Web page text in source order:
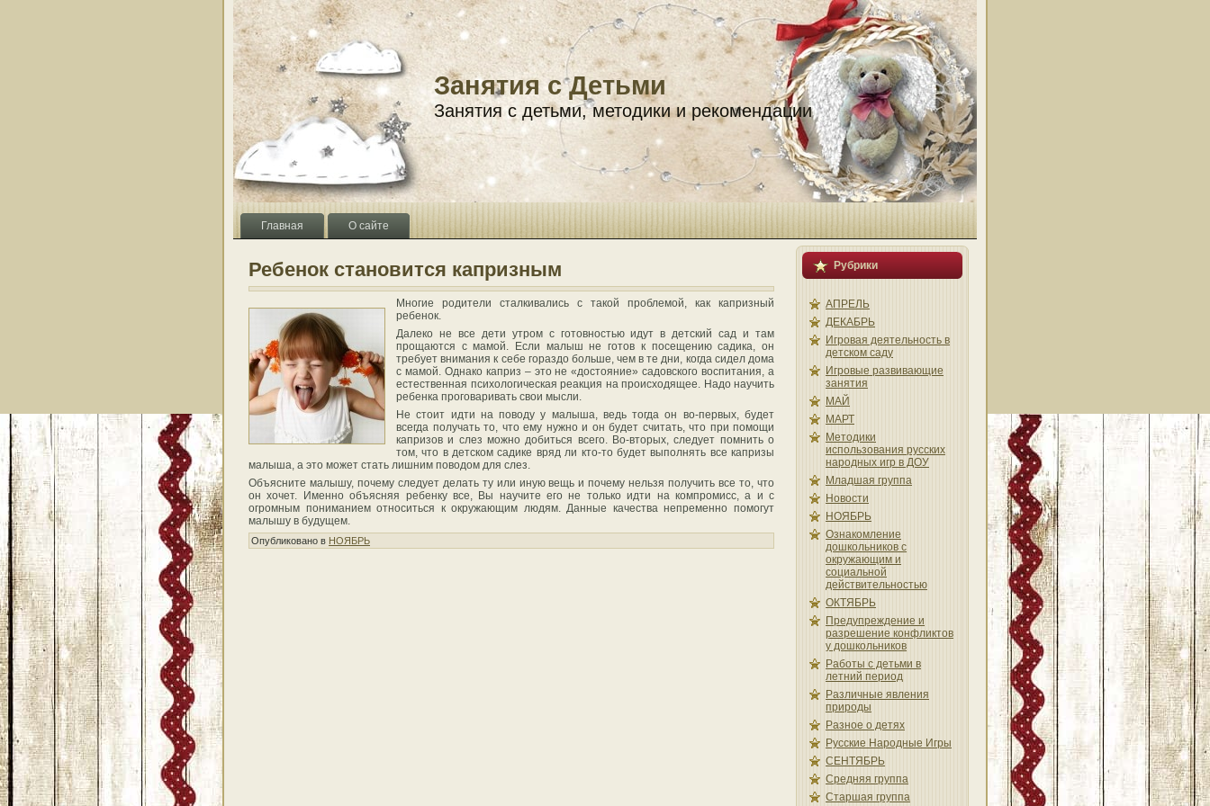
Занятия с Детьми
Занятия с детьми, методики и рекомендации
Главная О сайте
Ребенок становится капризным
Многие родители сталкивались с такой проблемой, как капризный
ребенок.
Далеко не все дети утром с готовностью идут в детский сад и там
прощаются с мамой. Если малыш не готов к посещению садика, он
требует внимания к себе гораздо больше, чем в те дни, когда сидел дома
с мамой. Однако каприз – это не «достояние» садовского воспитания, а
естественная психологическая реакция на происходящее. Надо научить
ребенка проговаривать свои мысли.
Не стоит идти на поводу у малыша, ведь тогда он во-первых, будет
всегда получать то, что ему нужно и он будет считать, что при помощи
капризов и слез можно добиться всего. Во-вторых, следует помнить о
том, что в детском садике вряд ли кто-то будет выполнять все капризы
малыша, а это может стать лишним поводом для слез.
Объясните малышу, почему следует делать ту или иную вещь и почему нельзя получить все то, что
он хочет. Именно объясняя ребенку все, Вы научите его не только идти на компромисс, а и с
огромным пониманием относиться к окружающим людям. Данные качества непременно помогут
малышу в будущем.
Опубликовано в НОЯБРЬ
Рубрики
АПРЕЛЬ
ДЕКАБРЬ
Игровая деятельность в
детском саду
Игровые развивающие
занятия
МАЙ
МАРТ
Методики
использования русских
народных игр в ДОУ
Младшая группа
Новости
НОЯБРЬ
Ознакомление
дошкольников с
окружающим и
социальной
действительностью
ОКТЯБРЬ
Предупреждение и
разрешение конфликтов
у дошкольников
Работы с детьми в
летний период
Различные явления
природы
Разное о детях
Русские Народные Игры
СЕНТЯБРЬ
Средняя группа
Старшая группа